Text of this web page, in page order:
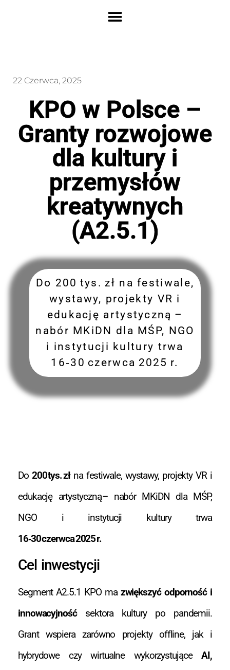
22 Czerwca, 2025
KPO w Polsce –
Granty rozwojowe
dla kultury i
przemysłów
kreatywnych
(A2.5.1)
Do 200 tys. zł na festiwale,
wystawy, projekty VR i
edukację artystyczną –
nabór MKiDN dla MŚP, NGO
i instytucji kultury trwa
16‑30 czerwca 2025 r.
Do 200 tys. złna festiwale, wystawy, projekty VR i
edukację artystyczną – nabór MKiDN dla MŚP,
NGO i instytucji kultury trwa
16‑30 czerwca 2025 r.
Cel inwestycji
Segment A2.5.1 KPO ma zwiększyć odporność i
innowacyjnośćsektora kultury po pandemii.
Grant wspiera zarówno projekty offline, jak i
hybrydowe czy wirtualne wykorzystująceAI,